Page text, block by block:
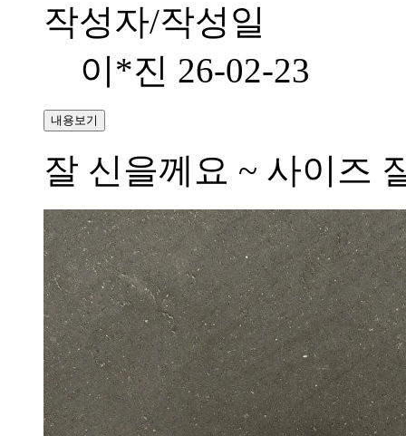
작성자/작성일
이*진 26-02-23
내용보기
잘 신을께요 ~ 사이즈